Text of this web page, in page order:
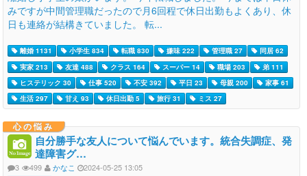
みですが中間管理職だったので月6回程で休日出勤もよくあり、休
日も連絡が結構きていました。 転...
離婚 1131 小学生 834 転職 830 嫌味 222 管理職 27
同居 62
実家 213
友達 488 クラス 164 スーパー 14 職場 203
弟 111
ヒステリック 30
仕事 520 不安 392 平日 23 母親 200
家事 61
生活 297
甘え 93 休日出勤 5 旅行 31 ミス 27
心の悩み
自分勝手な友人について悩んでいます。統合失調症、発
達障害グ…
3 499 かなこ 2024-05-25 13:05